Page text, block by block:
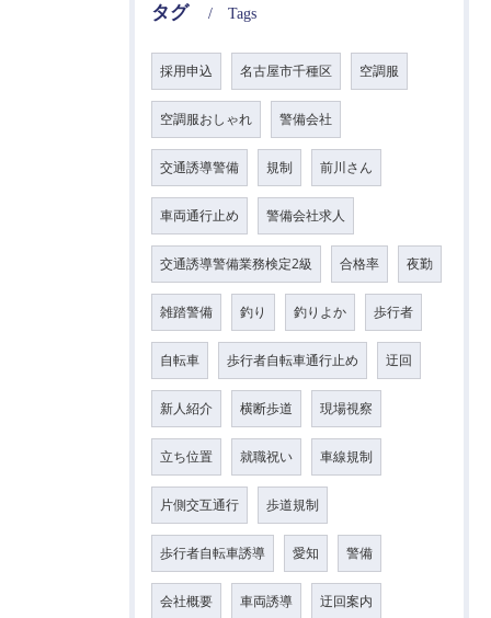
タグ Tags
採用申込 名古屋市千種区 空調服
空調服おしゃれ 警備会社
交通誘導警備 規制 前川さん
車両通行止め 警備会社求人
交通誘導警備業務検定2級 合格率 夜勤
雑踏警備 釣り 釣りよか 歩行者
自転車 歩行者自転車通行止め 迂回
新人紹介 横断歩道 現場視察
立ち位置 就職祝い 車線規制
片側交互通行 歩道規制
歩行者自転車誘導 愛知 警備
会社概要 車両誘導 迂回案内